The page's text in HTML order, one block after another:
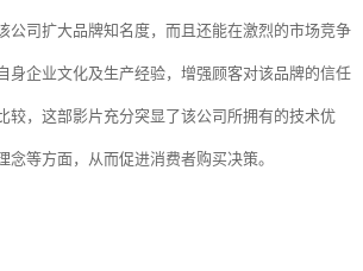
公司扩大品牌知名度，而且还能在激烈的市场竞争
身企业文化及生产经验，增强顾客对该品牌的信任
较，这部影片充分突显了该公司所拥有的技术优
念等方面，从而促进消费者购买决策。